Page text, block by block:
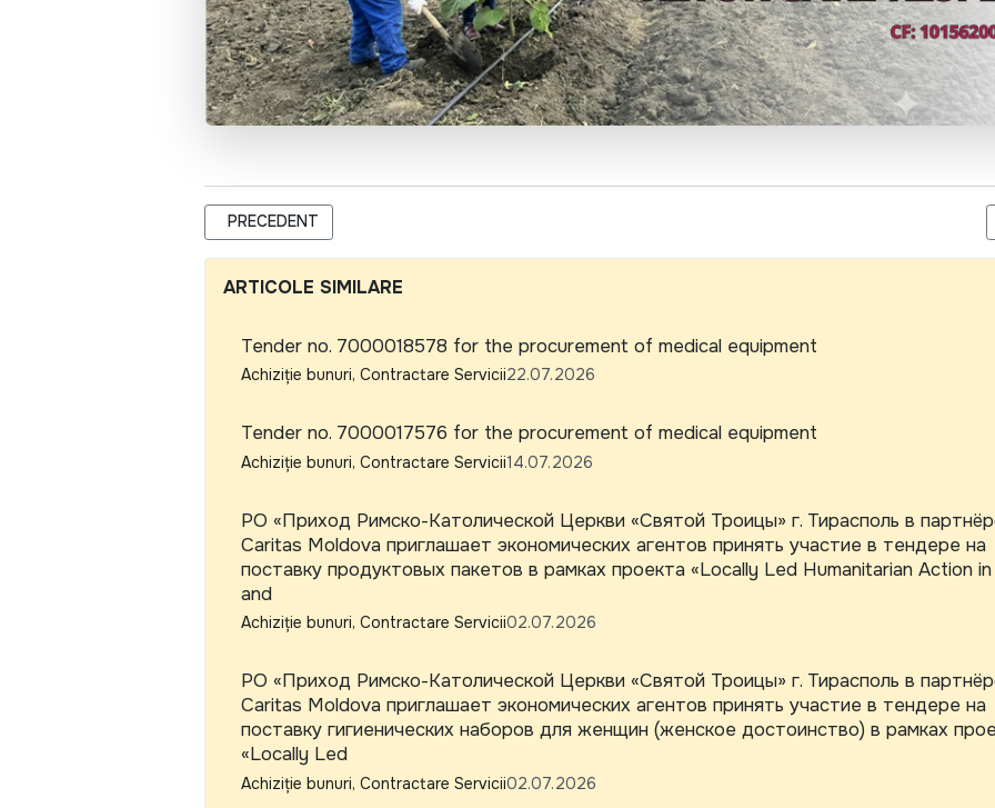
ARTICOL PRECEDENT: РО «ПРИХОД РИМСКО-КАТОЛИЧЕСКОЙ ЦЕРКВИ «СВЯТОЙ ТРОИЦЫ» Г.
PRECEDENT
ARTICOLE SIMILARE
Tender no. 7000018578 for the procurement of medical equipment
Achiziție bunuri, Contractare Servicii22.07.2026
Tender no. 7000017576 for the procurement of medical equipment
Achiziție bunuri, Contractare Servicii14.07.2026
РО «Приход Римско-Католической Церкви «Святой Троицы» г. Тирасполь в
Caritas Moldova приглашает экономических агентов принять участие в тендере на
поставку продуктовых пакетов в рамках проекта «Locally Led Humanitarian Action in
and
Achiziție bunuri, Contractare Servicii02.07.2026
РО «Приход Римско-Католической Церкви «Святой Троицы» г. Тирасполь в
Caritas Moldova приглашает экономических агентов принять участие в тендере на
поставку гигиенических наборов для женщин (женское достоинство) в рамках
«Locally Led
Achiziție bunuri, Contractare Servicii02.07.2026